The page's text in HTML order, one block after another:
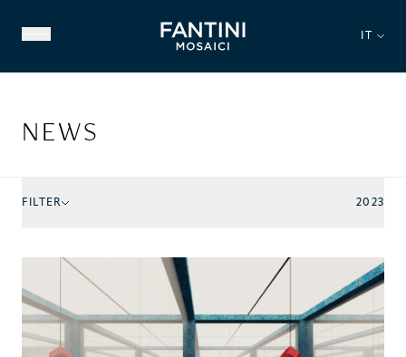
PATRIMONIO STORICO
NOSTRA ESPERIENZA
NEWS
FILTER 2023